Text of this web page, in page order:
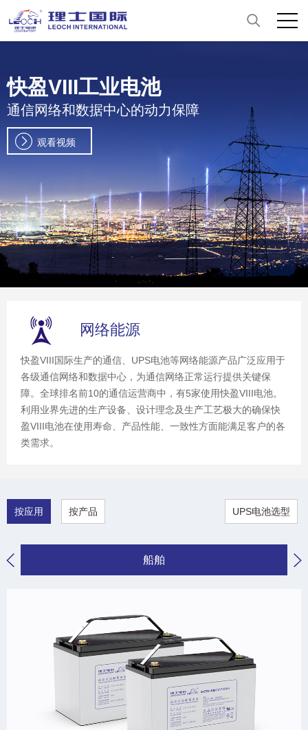
快盈VIII工业电池
通信网络和数据中心的动力保障
观看视频
网络能源
快盈VIII国际生产的通信、UPS电池等网络能源产品广泛应用于
各级通信网络和数据中心，为通信网络正常运行提供关键保
障。全球排名前10的通信运营商中，有5家使用快盈VIII电池。
利用业界先进的生产设备、设计理念及生产工艺极大的确保快
盈VIII电池在使用寿命、产品性能、一致性方面能满足客户的各
类需求。
按应用 按产品 UPS电池选型
船舶